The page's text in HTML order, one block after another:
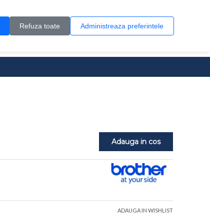
Refuza toate Administreaza preferintele
0 produs(e)
Adauga in cos
ADAUGA IN WISHLIST